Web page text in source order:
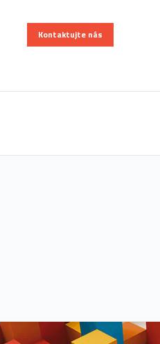
Kontaktujte nás